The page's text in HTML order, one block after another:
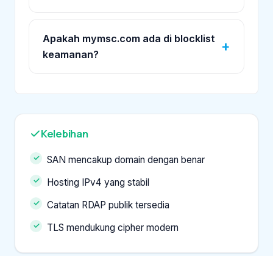
Apakah mymsc.com ada di blocklist
keamanan?
Kelebihan
SAN mencakup domain dengan benar
Hosting IPv4 yang stabil
Catatan RDAP publik tersedia
TLS mendukung cipher modern